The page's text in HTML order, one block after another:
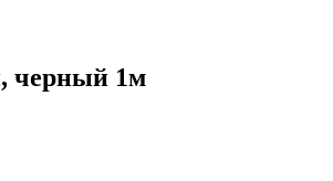
черный 1м